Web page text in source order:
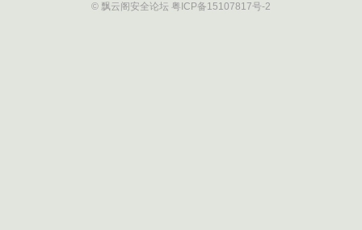
© 飘云阁安全论坛 粤ICP备15107817号-2